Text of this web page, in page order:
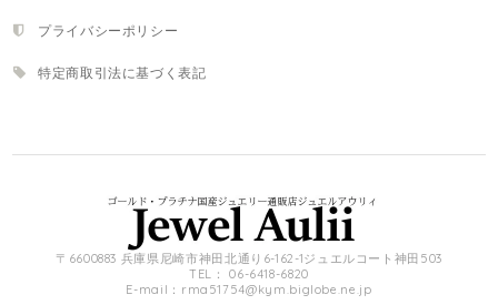
プライバシーポリシー
特定商取引法に基づく表記
〒6600883 兵庫県尼崎市神田北通り6-162-1ジュエルコート神田503
TEL： 06-6418-6820
E-mail： rma51754@kym.biglobe.ne.jp